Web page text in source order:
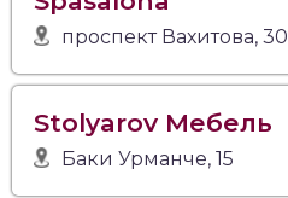
проспект Вахитова, 30
Stolyarov Мебель
Баки Урманче, 15